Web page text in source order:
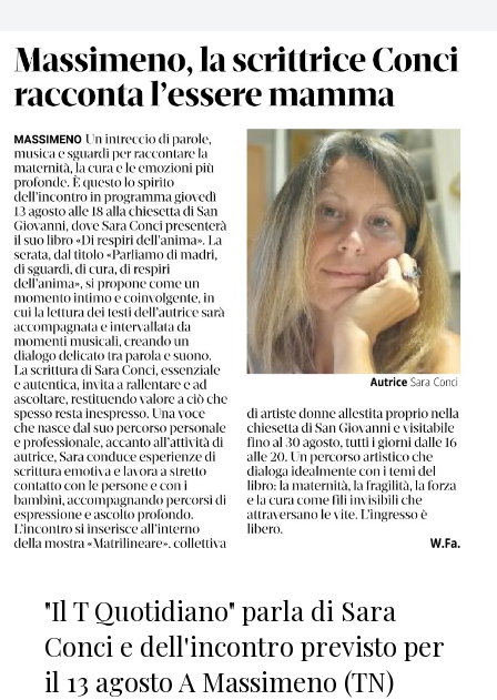
"Il T Quotidiano" parla di Sara
Conci e dell'incontro previsto per
il 13 agosto A Massimeno (TN)